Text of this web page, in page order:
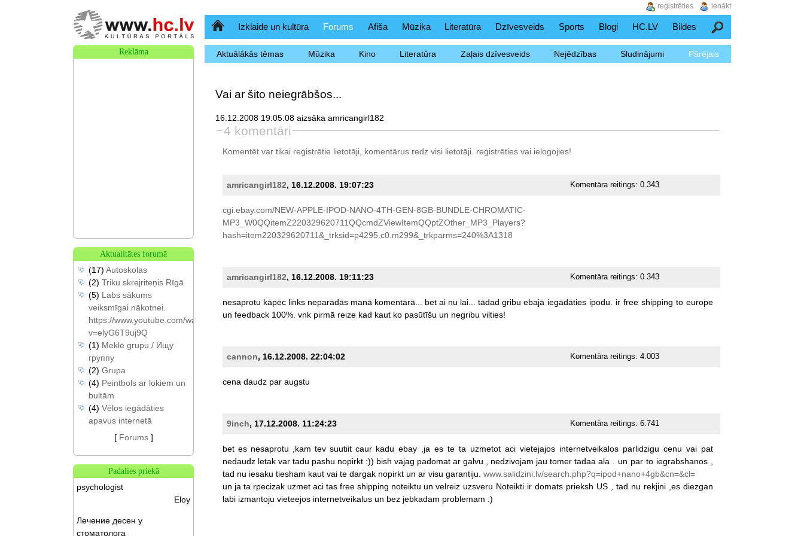
SākumlapaIzklaide un kultūra Forums Afiša Mūzika Literatūra Dzīvesveids Sports Blogi HC.LV Bildes Meklēšana
Aktuālākās tēmas Mūzika Kino Literatūra Zaļais dzīvesveids Nejēdzības Sludinājumi Pārējais
Vai ar šito neiegrābšos...
16.12.2008 19:05:08 aizsāka amricangirl182
4 komentāri
Komentēt var tikai reģistrētie lietotāji, komentārus redz visi lietotāji. reģistrētiesvai ielogojies!
amricangirl182, 16.12.2008. 19:07:23 Komentāra reitings:0.343
cgi.ebay.com/NEW-APPLE-IPOD-NANO-4TH-GEN-8GB-BUNDLE-CHROMATIC-
MP3_W0QQitemZ220329620711QQcmdZViewItemQQptZOther_MP3_Players?
hash=item220329620711&_trksid=p4295.c0.m299&_trkparms=240%3A1318
amricangirl182, 16.12.2008. 19:11:23 Komentāra reitings:0.343
nesaprotu kāpēc links neparādās manā komentārā... bet ai nu lai... tādad gribu ebajā iegādāties ipodu. ir free shipping to europe
un feedback 100%. vnk pirmā reize kad kaut ko pasūtīšu un negribu vilties!
cannon, 16.12.2008. 22:04:02 Komentāra reitings:4.003
cena daudz par augstu
9inch, 17.12.2008. 11:24:23 Komentāra reitings:6.741
bet es nesaprotu ,kam tev suutiit caur kadu ebay ,ja es te ta uzmetot aci vietejajos internetveikalos parlidzigu cenu vai pat
nedaudz letak var tadu pashu nopirkt :)) bish vajag padomat ar galvu nedzivojam jau tomer tadaa ala un par to iegrabshanos
tad nu iesaku tiesham kaut vai te dargak nopirkt un ar visu garantiju. www.salidzini.lv/search.php?q=ipod+nano+4gb&cn=&cl=
un ja ta rpecizak uzmet aci tas free shipping noteiktu un velreiz uzsveru Noteikti ir domats prieksh US tad nu rekjini ,es diezgan
labi izmantoju vieteejos internetveikalus un bez jebkadam problemam :)
Reklāma
Aktualitātes forumā
(17) Autoskolas
(2) Triku skrejriteņis Rīgā
(5) Labs sākums
veiksmīgai nākotnei.
https://www.youtube.com/watch?
v=elyG6T9uj9Q
(1) Meklē grupu / Ищу
группу
(2) Grupa
(4) Peintbols ar lokiem un
bultām
(4) Vēlos iegādāties
apavus internetā
[ Forums]
Padalies priekā
psychologist
Eloy
Лечение десен у
стоматолога
ienākt
reģistrēties